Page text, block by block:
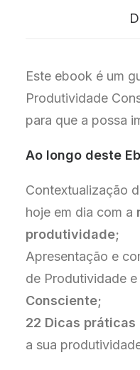
Este ebook é um
Produtividade
para que a possa
Ao longo deste
Contextualização
hoje em dia com a
produtividade;
Apresentação e
de Produtividade e
Consciente;
22 Dicas práticas
a sua